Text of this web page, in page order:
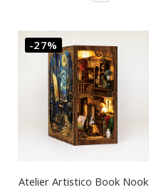
-27%
Atelier Artistico Book Nook